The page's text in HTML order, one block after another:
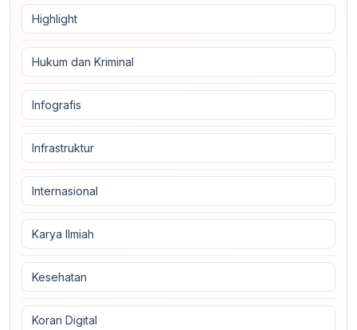
Highlight
Hukum dan Kriminal
Infografis
Infrastruktur
Internasional
Karya Ilmiah
Kesehatan
Koran Digital